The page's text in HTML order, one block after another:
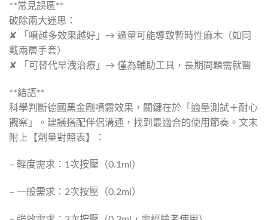
**常見誤區**
破除兩大迷思：
✘ 「噴越多效果越好」→ 過量可能導致暫時性麻木（如同
戴兩層手套）
✘ 「可替代早洩治療」→ 僅為輔助工具，長期問題需就醫
**結語**
科學判斷德國黑金剛噴霧效果，關鍵在於「適量測試＋耐心
觀察」。建議搭配伴侶溝通，找到最適合的使用節奏。文末
附上【劑量對照表】：
– 輕度需求：1次按壓（0.1ml）
– 一般需求：2次按壓（0.2ml）